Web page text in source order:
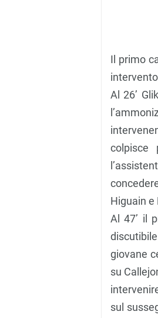
Il primo
Al 26’
colpisce
Higuain e
Al 47’ il
giovane
su
sul